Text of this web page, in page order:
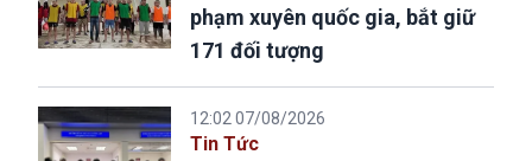
phạm xuyên quốc gia, bắt giữ
171 đối tượng
12:02 07/08/2026
Tin Tức